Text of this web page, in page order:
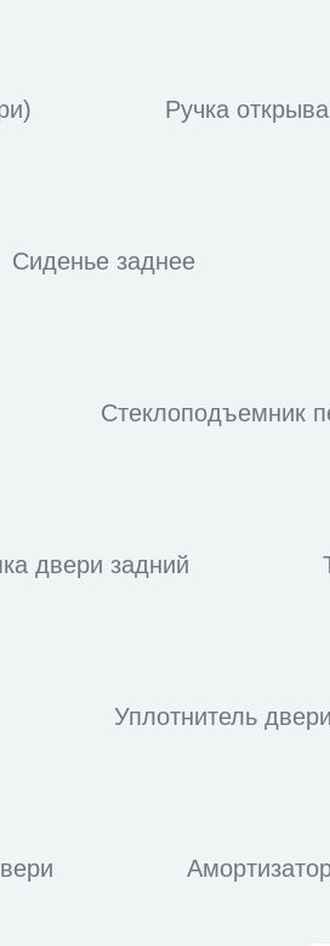
Ручка
Сиденье заднее
Стеклоподъемник
двери задний
Уплотнитель